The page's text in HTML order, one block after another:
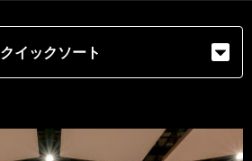
クイックソート